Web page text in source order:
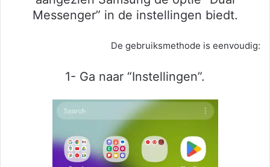
Messenger” in de instellingen biedt.
De gebruiksmethode is eenvoudig:
1- Ga naar “Instellingen”.